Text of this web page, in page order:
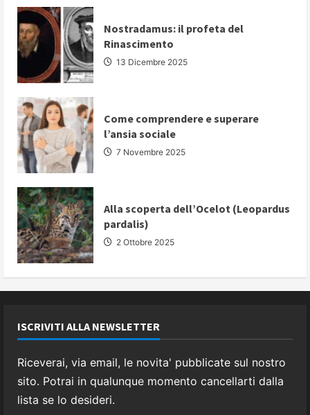
autorevolezza
e
convincere
il
proprio
pubblico
Nostradamus: il profeta del
Rinascimento
13 Dicembre 2025
Come comprendere e superare
l’ansia sociale
7 Novembre 2025
Alla scoperta dell’Ocelot (Leopardus
pardalis)
2 Ottobre 2025
ISCRIVITI ALLA NEWSLETTER
Riceverai, via email, le novita' pubblicate sul nostro
sito. Potrai in qualunque momento cancellarti dalla
lista se lo desideri.